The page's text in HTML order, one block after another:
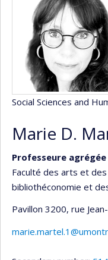
Social Sciences and
Marie D.
Professeure agrégée
Faculté des arts et
bibliothéconomie et
Pavillon 3200, rue